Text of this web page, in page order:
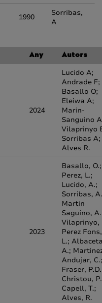
1990
Sorribas,
A
Any Autors
2024
Lucido A;
Andrade F;
Basallo O;
Eleiwa A;
Marin-
Sanguino
Vilaprinyo
Sorribas A;
Alves R.
2023
Basallo, O.;
Perez, L.;
Lucido, A.;
Sorribas,
Martin
Saguino,
Vilaprinyo,
Perez Fons,
L.;
A.;
Andujar, C.;
Fraser,
Christou,
Capell, T.;
Alves, R.